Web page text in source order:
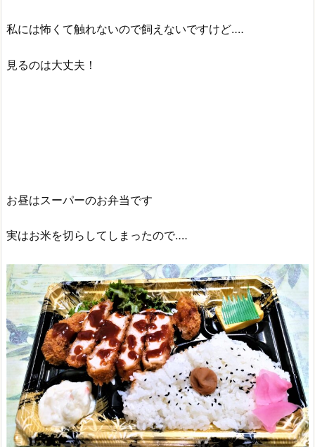
私には怖くて触れないので飼えないですけど‥‥
見るのは大丈夫！
お昼はスーパーのお弁当です
実はお米を切らしてしまったので‥‥